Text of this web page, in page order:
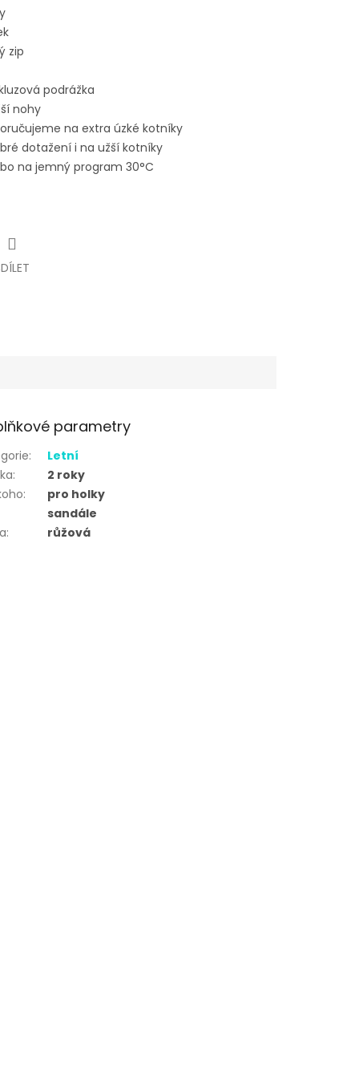
zip
podrážka
nohy
na extra úzké kotníky
dotažení i na užší kotníky
na jemný program 30°C
parametry
:
Letní
:
2 roky
:
pro holky
sandále
: růžová